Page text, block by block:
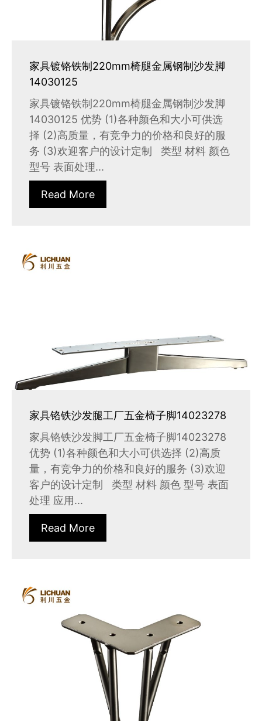
家具镀铬铁制220mm椅腿金属钢制沙发脚
14030125
家具镀铬铁制220mm椅腿金属钢制沙发脚
14030125 优势 (1)各种颜色和大小可供选
择 (2)高质量，有竞争力的价格和良好的服
务 (3)欢迎客户的设计定制 类型 材料 颜色
型号 表面处理...
Read More
家具铬铁沙发腿工厂五金椅子脚14023278
家具铬铁沙发脚工厂五金椅子脚14023278
优势 (1)各种颜色和大小可供选择 (2)高质
量，有竞争力的价格和良好的服务 (3)欢迎
客户的设计定制 类型 材料 颜色 型号 表面
处理 应用...
Read More